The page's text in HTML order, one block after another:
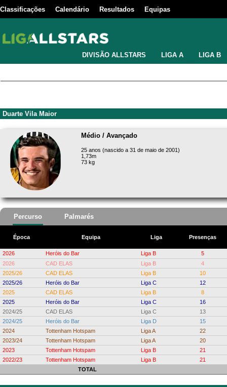
Classificações Calendário Resultados Equipas
DIVISÃO ALLSTARS LIGA A LIGA B
Duarte Vila Maior
Médio / Avançado
25 anos (nascido a 31 de maio de 2001)
1,73m
73 kg
Percurso Palmarés
Época Equipa Liga Presenças
2026 Heróis do Bar Liga B
5
2026
CAD ELAS Liga B
4
2025/26
CAD ELAS Liga B
10
2025/26
Heróis do Bar Liga C
12
2025
CAD ELAS Liga B
8
2025
Heróis do Bar Liga C
16
2024/25
CAD ELAS Liga C
13
2024/25
Heróis do Bar Liga D
15
2024
Tottenham Hotspam Liga A
22
2023/24
Tottenham Hotspam Liga A
20
2023
Tottenham Hotspam Liga B
21
2022/23
Tottenham Hotspam Liga B
21
TOTAL